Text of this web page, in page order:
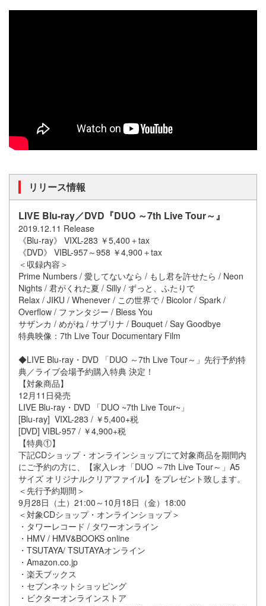
リリース情報
LIVE Blu-ray／DVD『DUO ～7th Live Tour～』
2019.12.11 Release
《Blu-ray》 VIXL-283 ￥5,400＋tax
《DVD》 VIBL-957～958 ￥4,900＋tax
＜収録内容＞
Prime Numbers / 愛してないなら / もし君を許せたら / Neon
Nights / 君がくれた夏 / Silly / ずっと、ふたりで
Relax / JIKU / Whenever / この世界で / Bicolor / Spark /
Overflow / ファンタジー / Bless You
サザンカ / めがね / サブリナ / Bouquet / Say Goodbye
特典映像：7th Live Tour Documentary Film
◆LIVE Blu-ray・DVD 「DUO ～7th Live Tour～」先行予約特
典／ライブ会場予約購入特典 決定！
【対象商品】
12月11日発売
LIVE Blu-ray・DVD 「DUO ~7th Live Tour~」
[Blu-ray] VIXL-283 / ￥5,400+税
[DVD] VIBL-957 / ￥4,900+税
【特典①】
下記CDショップ・オンラインショップにて対象商品を期間内
にご予約の方に、【家入レオ「DUO ～7th Live Tour～」A5
サイズ オリジナルクリアファイル】をプレゼント致します。
＜先行予約期間＞
9月28日（土）21:00～10月18日（金）18:00
＜対象CDショップ・オンラインショップ＞
・タワーレコード / タワーオンライン
・HMV / HMV&BOOKS online
・TSUTAYA/ TSUTAYAオンライン
・Amazon.co.jp
・楽天ブックス
・セブンネットショッピング
・ビクターオンラインストア